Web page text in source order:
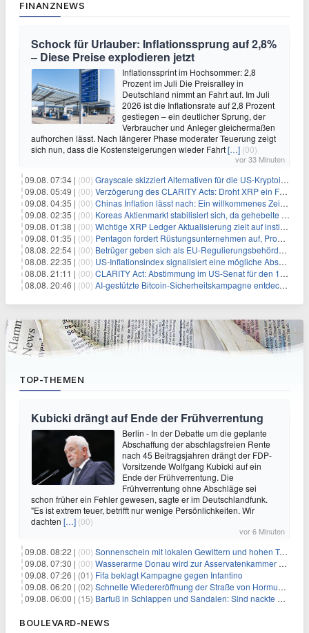
FINANZNEWS
Schock für Urlauber: Inflationssprung auf 2,8%
– Diese Preise explodieren jetzt
Inflationssprint im Hochsommer: 2,8
Prozent im Juli Die Preisralley in
Deutschland nimmt an Fahrt auf. Im Juli
2026 ist die Inflationsrate auf 2,8 Prozent
gestiegen – ein deutlicher Sprung, der
Verbraucher und Anleger gleichermaßen
aufhorchen lässt. Nach längerer Phase moderater Teuerung zeigt
sich nun, dass die Kostensteigerungen wieder Fahrt[…] (00)
vor 33 Minuten
09.08. 07:34 | (00) Grayscale skizziert Alternativen für die US-Kryptoindustrie ohne CLARITY Act
09.08. 05:49 | (00) Verzögerung des CLARITY Acts: Droht XRP ein Fall unter die $1-Marke?
09.08. 04:35 | (00) Chinas Inflation lässt nach: Ein willkommenes Zeichen für Investoren angesichts der Folgen des Öl-Schocks
09.08. 02:35 | (00) Koreas Aktienmarkt stabilisiert sich, da gehebelte Positionen abgebaut werden
09.08. 01:38 | (00) Wichtige XRP Ledger Aktualisierung zielt auf institutionelle Akzeptanz ab
09.08. 01:35 | (00) Pentagon fordert Rüstungsunternehmen auf, Produktion angesichts eskalierender globaler Spannungen zu steigern
08.08. 22:54 | (00) Betrüger geben sich als EU-Regulierungsbehörden aus, um Krypto-Nutzer nach MiCA-Deadline ins Visier zu nehmen
08.08. 22:35 | (00) US-Inflationsindex signalisiert eine mögliche Abschwächung der Inflationsdruck
08.08. 21:11 | (00) CLARITY Act: Abstimmung im US-Senat für den 15. September angesetzt
08.08. 20:46 | (00) AI-gestützte Bitcoin-Sicherheitskampagne entdeckt fast 5.000 Softwareprobleme in 390 Projekten
TOP-THEMEN
Kubicki drängt auf Ende der Frühverrentung
Berlin - In der Debatte um die geplante
Abschaffung der abschlagsfreien Rente
nach 45 Beitragsjahren drängt der FDP-
Vorsitzende Wolfgang Kubicki auf ein
Ende der Frühverrentung. Die
Frühverrentung ohne Abschläge sei
schon früher ein Fehler gewesen, sagte er im Deutschlandfunk.
"Es ist extrem teuer, betrifft nur wenige Persönlichkeiten. Wir
dachten […] (00)
vor 6 Minuten
09.08. 08:22 | (00) Sonnenschein mit lokalen Gewittern und hohen Temperaturen
09.08. 07:30 | (00) Wasserarme Donau wird zur Asservatenkammer der Geschichte
09.08. 07:26 | (01) Fifa beklagt Kampagne gegen Infantino
09.08. 06:20 | (02) Schnelle Wiedereröffnung der Straße von Hormus ungewiss
09.08. 06:00 | (15) Barfuß in Schlappen und Sandalen: Sind nackte Füße eklig?
BOULEVARD-NEWS